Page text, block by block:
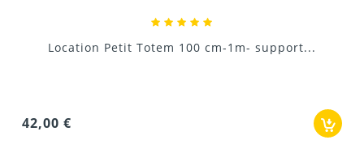
support...